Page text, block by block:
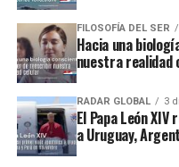
FILOSOFÍA DEL SER
Hacia una
nuestra realidad
RADAR GLOBAL 3
El Papa León
a Uruguay,